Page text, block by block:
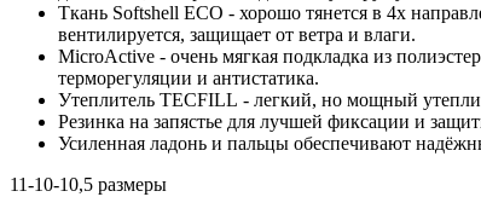
Ткань Softshell ECO - хорошо тянется в 4х
вентилируется, защищает от ветра и влаги.
MicroActive - очень мягкая подкладка из
терморегуляции и антистатика.
Утеплитель TECFILL - легкий, но мощный
Резинка на запястье для лучшей фиксации и
Усиленная ладонь и пальцы обеспечивают
11-10-10,5 размеры